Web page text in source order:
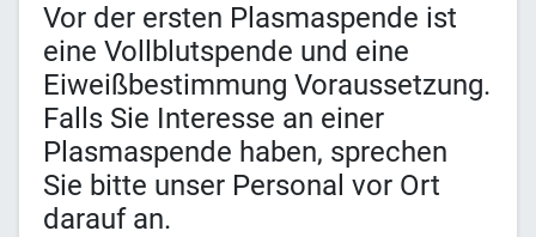
Vor der ersten Plasmaspende ist
eine Vollblutspende und eine
Eiweißbestimmung Voraussetzung.
Falls Sie Interesse an einer
Plasmaspende haben, sprechen
Sie bitte unser Personal vor Ort
darauf an.